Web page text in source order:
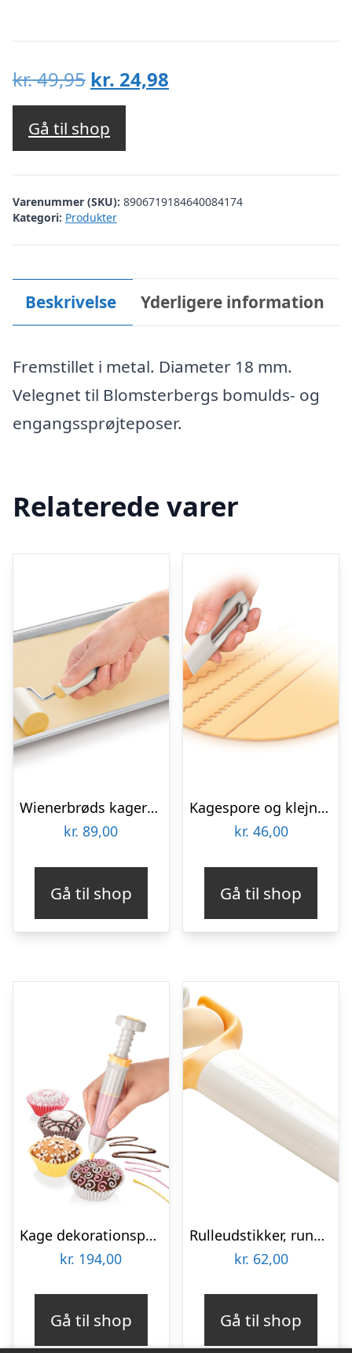
kr.49,95 Den
oprindelige
pris
var:
kr. 49,95.
kr. 24,98
kr. 24,98.
Gå til shop
Varenummer (SKU): 8906719184640084174
Kategori: Produkter
Beskrivelse Yderligere information
Fremstillet i metal. Diameter 18 mm.
Velegnet til Blomsterbergs bomulds- og
engangssprøjteposer.
Relaterede varer
Wienerbrøds kagerulle 6,5 cm bred – Hurtig levering
kr. 89,00
Gå til shop
Kagespore og klejnespore med 4 forskellige hjul – Hurtig levering
kr. 46,00
Gå til shop
Kage dekorationspen – Billig fragt
kr. 194,00
Gå til shop
Rulleudstikker, rund Ø 4,5 cm – Billig fragt
kr. 62,00
Gå til shop